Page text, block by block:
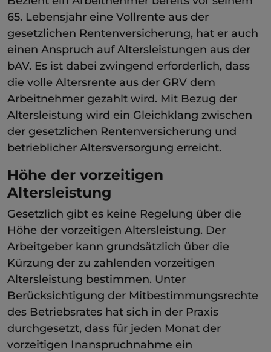
65. Lebensjahr eine Vollrente aus der
gesetzlichen Rentenversicherung, hat er auch
einen Anspruch auf Altersleistungen aus der
bAV. Es ist dabei zwingend erforderlich, dass
die volle Altersrente aus der GRV dem
Arbeitnehmer gezahlt wird. Mit Bezug der
Altersleistung wird ein Gleichklang zwischen
der gesetzlichen Rentenversicherung und
betrieblicher Altersversorgung erreicht.
Höhe der vorzeitigen
Altersleistung
Gesetzlich gibt es keine Regelung über die
Höhe der vorzeitigen Altersleistung. Der
Arbeitgeber kann grundsätzlich über die
Kürzung der zu zahlenden vorzeitigen
Altersleistung bestimmen. Unter
Berücksichtigung der Mitbestimmungsrechte
des Betriebsrates hat sich in der Praxis
durchgesetzt, dass für jeden Monat der
vorzeitigen Inanspruchnahme ein